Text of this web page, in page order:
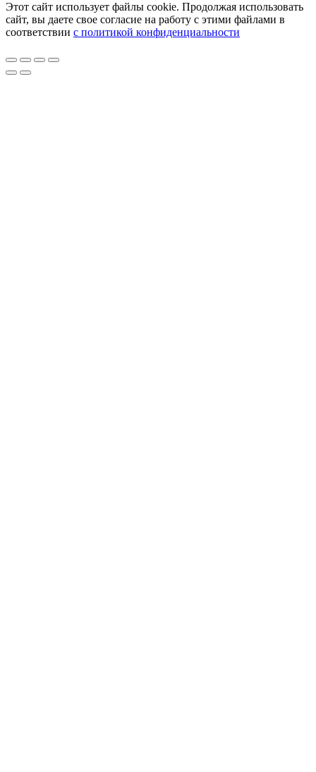
Этот сайт использует файлы cookie. Продолжая использовать
сайт, вы даете свое согласие на работу с этими файлами в
соответствии с политикой конфиденциальности